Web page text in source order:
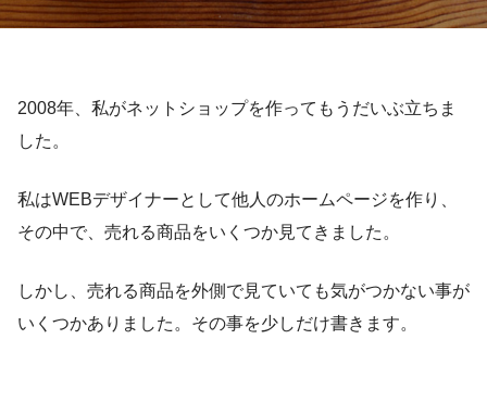
2008年、私がネットショップを作ってもうだいぶ立ちま
した。
私はWEBデザイナーとして他人のホームページを作り、
その中で、売れる商品をいくつか見てきました。
しかし、売れる商品を外側で見ていても気がつかない事が
いくつかありました。その事を少しだけ書きます。